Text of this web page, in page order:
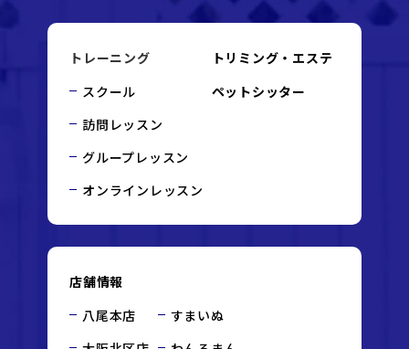
トレーニング
スクール
訪問レッスン
グループレッスン
オンラインレッスン
トリミング・エステ
ペットシッター
店舗情報
八尾本店
すまいぬ